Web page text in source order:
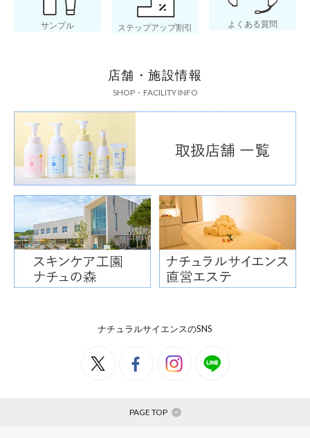
サンプル ステップアップ割引 よくある質問
店舗・施設情報
SHOP・FACILITY INFO
ナチュラルサイエンスのSNS
PAGE TOP